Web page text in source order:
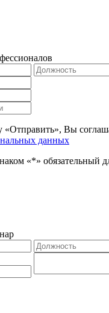
Вы
данных
«*» обязательный